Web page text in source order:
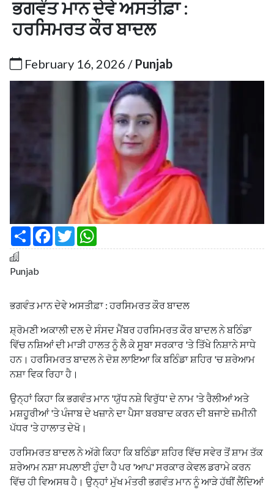
ਭਗਵੰਤ ਮਾਨ ਦੇਵੇ ਅਸਤੀਫ਼ਾ :
ਹਰਸਿਮਰਤ ਕੌਰ ਬਾਦਲ
February 16, 2026 / Punjab
S
a
e
F
c
k
T
w
i
a
p
Punjab
ਭਗਵੰਤ ਮਾਨ ਦੇਵੇ ਅਸਤੀਫ਼ਾ : ਹਰਸਿਮਰਤ ਕੌਰ ਬਾਦਲ
ਸ਼੍ਰੋਮਣੀ ਅਕਾਲੀ ਦਲ ਦੇ ਸੰਸਦ ਮੈਂਬਰ ਹਰਸਿਮਰਤ ਕੌਰ ਬਾਦਲ ਨੇ ਬਠਿੰਡਾ
ਵਿੱਚ ਨਸ਼ਿਆਂ ਦੀ ਮਾੜੀ ਹਾਲਤ ਨੂੰ ਲੈ ਕੇ ਸੂਬਾ ਸਰਕਾਰ 'ਤੇ ਤਿੱਖੇ ਨਿਸ਼ਾਨੇ ਸਾਧੇ
ਹਨ। ਹਰਸਿਮਰਤ ਬਾਦਲ ਨੇ ਦੋਸ਼ ਲਾਇਆ ਕਿ ਬਠਿੰਡਾ ਸ਼ਹਿਰ 'ਚ ਸ਼ਰੇਆਮ
ਨਸ਼ਾ ਵਿਕ ਰਿਹਾ ਹੈ।
ਉਨ੍ਹਾਂ ਕਿਹਾ ਕਿ ਭਗਵੰਤ ਮਾਨ 'ਯੁੱਧ ਨਸ਼ੇ ਵਿਰੁੱਧ' ਦੇ ਨਾਮ 'ਤੇ ਰੈਲੀਆਂ ਅਤੇ
ਮਸ਼ਹੂਰੀਆਂ 'ਤੇ ਪੰਜਾਬ ਦੇ ਖਜ਼ਾਨੇ ਦਾ ਪੈਸਾ ਬਰਬਾਦ ਕਰਨ ਦੀ ਬਜਾਏ ਜ਼ਮੀਨੀ
ਪੱਧਰ 'ਤੇ ਹਾਲਾਤ ਦੇਖੋ।
ਹਰਸਿਮਰਤ ਬਾਦਲ ਨੇ ਅੱਗੇ ਕਿਹਾ ਕਿ ਬਠਿੰਡਾ ਸ਼ਹਿਰ ਵਿੱਚ ਸਵੇਰ ਤੋਂ ਸ਼ਾਮ ਤੱਕ
ਸ਼ਰੇਆਮ ਨਸ਼ਾ ਸਪਲਾਈ ਹੁੰਦਾ ਹੈ ਪਰ 'ਆਪ' ਸਰਕਾਰ ਕੇਵਲ ਡਰਾਮੇ ਕਰਨ
ਵਿੱਚ ਹੀ ਵਿਅਸਥ ਹੈ। ਉਨ੍ਹਾਂ ਮੁੱਖ ਮੰਤਰੀ ਭਗਵੰਤ ਮਾਨ ਨੂੰ ਆੜੇ ਹੱਥੀਂ ਲੈਂਦਿਆਂ